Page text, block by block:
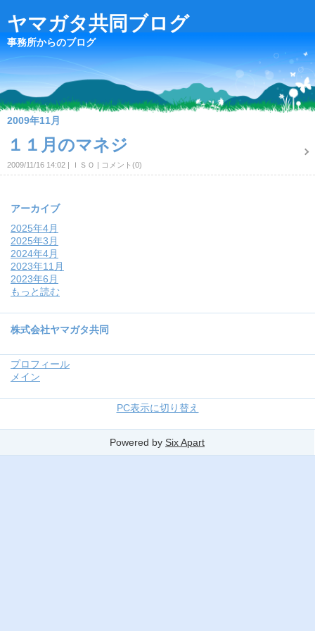
ヤマガタ共同ブログ
事務所からのブログ
2009年11月
１１月のマネジ
2009/11/16 14:02 ＩＳＯ コメント(0)
アーカイブ
2025年4月
2025年3月
2024年4月
2023年11月
2023年6月
もっと読む
株式会社ヤマガタ共同
プロフィール
メイン
PC表示に切り替え
Powered by Six Apart